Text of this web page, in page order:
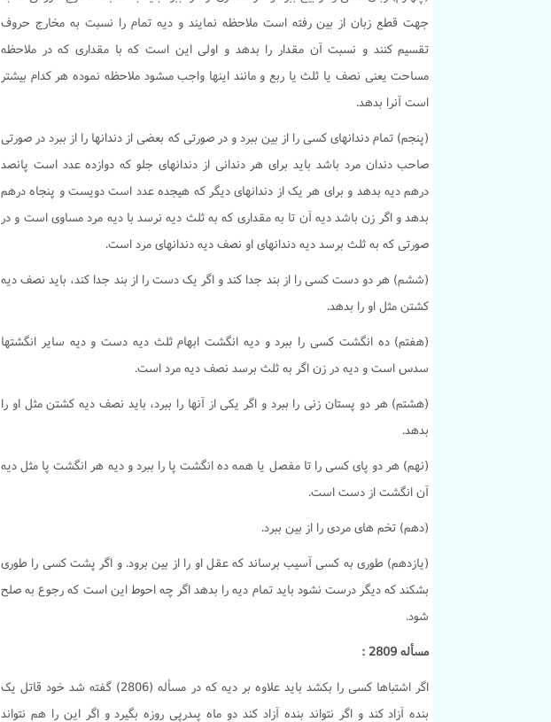
کتاب یمین
کتاب نذر
کتاب صید و ذباحه
کتاب غصب
کتاب شفعه
کتاب احیاى موات
کتاب لقطه
کتاب الارث
کتاب شهادات
کتاب دیات
احکام وقف و وصیت
جهت قطع زبان از بين رفته است ملاحظه نمايند و ديه تمام را نسبت به مخارج حروف
تقسيم کنند و نسبت آن مقدار را بدهد و اولى اين است که با مقدارى که در ملاحظه
مساحت يعنى نصف يا ثلث يا ربع و مانند اينها واجب مىشود ملاحظه نموده هر کدام بيشتر
است آنرا بدهد.
(پنجم) تمام دندانهاى کسى را از بين ببرد و در صورتى که بعضى از دندانها را از ببرد در صورتى
صاحب دندان مرد باشد بايد براى هر دندانى از دندانهاى جلو که دوازده عدد است پانصد
درهم ديه بدهد و براى هر يک از دندانهاى ديگر که هيجده عدد است دويست و پنجاه درهم
بدهد و اگر زن باشد ديه آن تا به مقدارى که به ثلث ديه نرسد با ديه مرد مساوى است و در
صورتى که به ثلث برسد ديه دندانهاى او نصف ديه دندانهاى مرد است.
(ششم) هر دو دست کسى را از بند جدا کند و اگر يک دست را از بند جدا کند، بايد نصف ديه
کشتن مثل او را بدهد.
(هفتم) ده انگشت کسى را ببرد و ديه انگشت ابهام ثلث ديه دست و ديه ساير انگشتها
سدس است و ديه در زن اگر به ثلث برسد نصف ديه مرد است.
(هشتم) هر دو پستان زنى را ببرد و اگر يکى از آنها را ببرد، بايد نصف ديه کشتن مثل او را
بدهد.
(نهم) هر دو پاى کسى را تا مفصل يا همه ده انگشت پا را ببرد و ديه هر انگشت پا مثل ديه
آن انگشت از دست است.
(دهم) تخم هاى مردى را از بين ببرد.
(يازدهم) طورى به کسى آسيب برساند که عقل او را از بين برود. و اگر پشت کسى را طورى
بشکند که ديگر درست نشود بايد تمام ديه را بدهد اگر چه احوط اين است که رجوع به صلح
شود.
مسأله 2809 :
اگر اشتباها کسى را بکشد بايد علاوه بر ديه که در مسأله (2806) گفته شد خود قاتل يک
بنده آزاد کند و اگر نتواند بنده آزاد کند دو ماه پىدرپى روزه بگيرد و اگر اين را هم نتواند